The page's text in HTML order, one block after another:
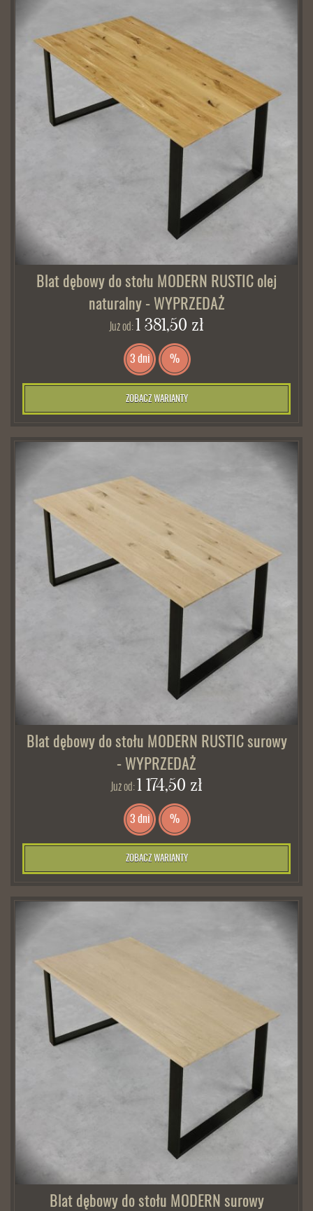
Blat dębowy do stołu MODERN RUSTIC olej
naturalny - WYPRZEDAŻ
Już od:1 381,50 zł
3 dni %
ZOBACZ WARIANTY
Blat dębowy do stołu MODERN RUSTIC surowy
- WYPRZEDAŻ
Już od:1 174,50 zł
3 dni %
ZOBACZ WARIANTY
Blat dębowy do stołu MODERN surowy